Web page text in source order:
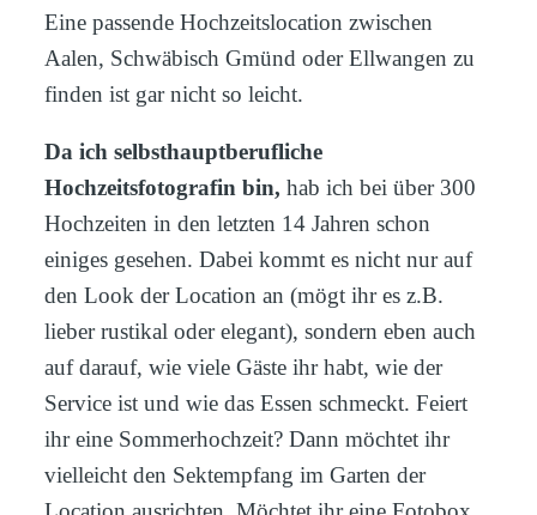
Eine passende Hochzeitslocation zwischen
Aalen, Schwäbisch Gmünd oder Ellwangen zu
finden ist gar nicht so leicht.
Da ich selbsthauptberufliche
Hochzeitsfotografin bin, hab ich bei über 300
Hochzeiten in den letzten 14 Jahren schon
einiges gesehen. Dabei kommt es nicht nur auf
den Look der Location an (mögt ihr es z.B.
lieber rustikal oder elegant), sondern eben auch
auf darauf, wie viele Gäste ihr habt, wie der
Service ist und wie das Essen schmeckt. Feiert
ihr eine Sommerhochzeit? Dann möchtet ihr
vielleicht den Sektempfang im Garten der